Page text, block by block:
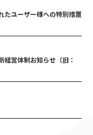
たユーザー様への特別措置
経営体制お知らせ（旧：